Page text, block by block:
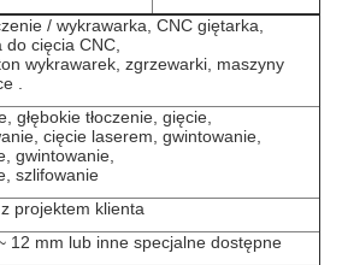
/ wykrawarka, CNC giętarka,
do cięcia CNC,
wykrawarek, zgrzewarki, maszyny
.
głębokie tłoczenie, gięcie,
cięcie laserem, gwintowanie,
gwintowanie,
szlifowanie
projektem klienta
12 mm lub inne specjalne dostępne